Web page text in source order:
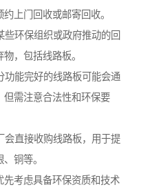
上门回收或邮寄回收。
环保组织或政府推动的回
，包括线路板。
能完好的线路板可能会通
需注意合法性和环保要
会直接收购线路板，用于提
铜等。
考虑具备环保资质和技术